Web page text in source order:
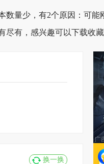
量少，有2个原因：可
有，感兴趣可以下载收藏
换一换